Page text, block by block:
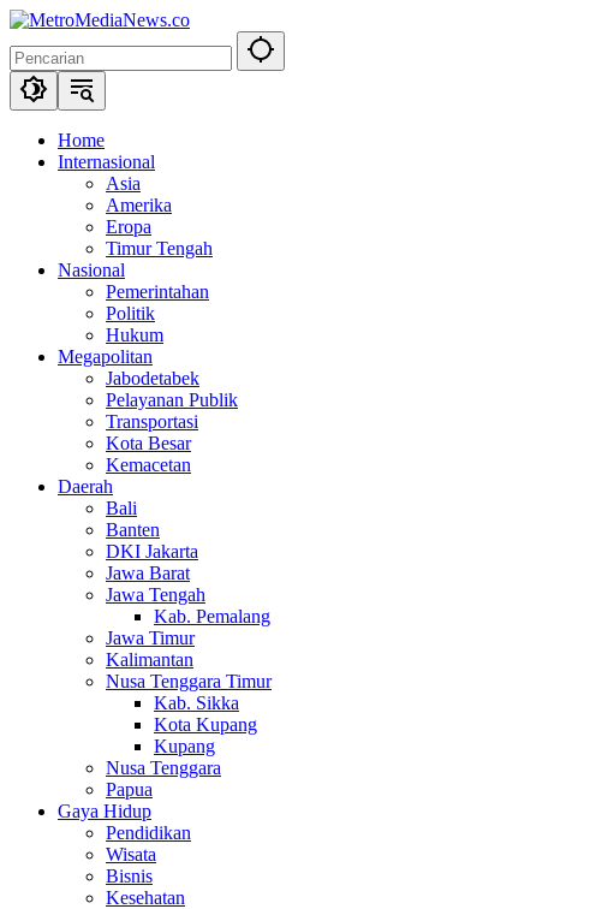
Langsung
konten
Home
Internasional
Asia
Amerika
Eropa
Timur Tengah
Nasional
Pemerintahan
Politik
Hukum
Megapolitan
Jabodetabek
Pelayanan Publik
Transportasi
Kota Besar
Kemacetan
Daerah
Bali
Banten
DKI Jakarta
Jawa Barat
Jawa Tengah
Kab. Pemalang
Jawa Timur
Kalimantan
Nusa Tenggara Timur
Kab. Sikka
Kota Kupang
Kupang
Nusa Tenggara
Papua
Gaya Hidup
Pendidikan
Wisata
Bisnis
Kesehatan